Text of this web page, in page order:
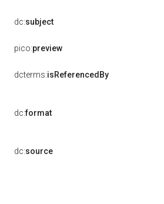
dc:subject
pico:preview
dcterms:isReferencedBy
dc:format
dc:source